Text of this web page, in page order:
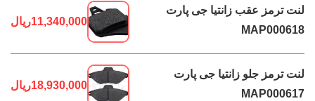
لنت ترمز عقب زانتیا جی پارت
MAP000618
11,340,000ریال
لنت ترمز جلو زانتیا جی پارت
MAP000617
18,930,000ریال